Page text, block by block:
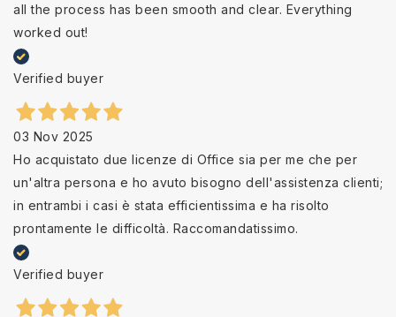
all the process has been smooth and clear. Everything
worked out!
Verified buyer
03 Nov 2025
Ho acquistato due licenze di Office sia per me che per
un'altra persona e ho avuto bisogno dell'assistenza clienti;
in entrambi i casi è stata efficientissima e ha risolto
prontamente le difficoltà. Raccomandatissimo.
Verified buyer